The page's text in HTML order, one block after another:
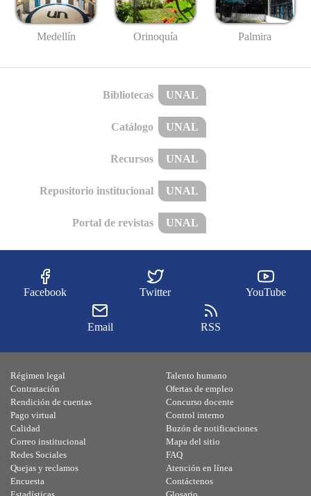
Medellín Orinoquía Palmira
Bibliotecas UNAL
Catálogo UNAL
Recursos UNAL
Repositorio institucional UNAL
Portal de revistas UNAL
Facebook Twitter YouTube
Email RSS
Régimen legal
Contratación
Rendición de cuentas
Pago virtual
Calidad
Talento humano
Ofertas de empleo
Concurso docente
Control interno
Buzón de notificaciones
Correo institucional
Redes Sociales
Quejas y reclamos
Encuesta
Mapa del sitio
FAQ
Atención en línea
Contáctenos